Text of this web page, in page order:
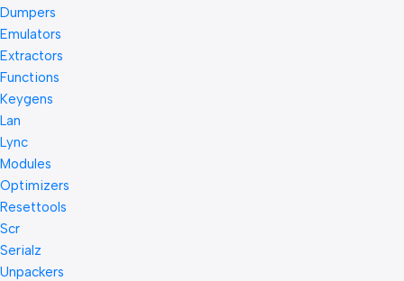
Dumpers
Emulators
Extractors
Functions
Keygens
Lan
Lync
Modules
Optimizers
Resettools
Scr
Serialz
Unpackers